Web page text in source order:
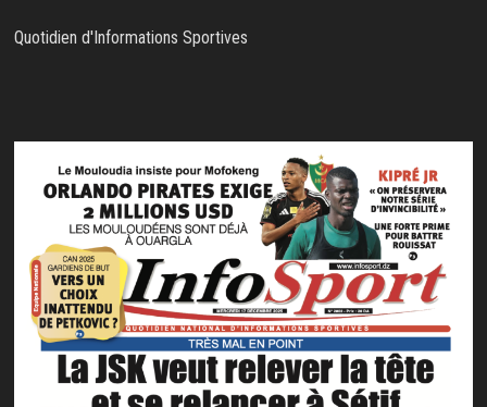
Quotidien d'Informations Sportives